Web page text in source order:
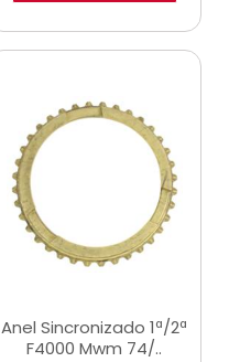
Anel Sincronizado 1ª/2ª
F4000 Mwm 74/..